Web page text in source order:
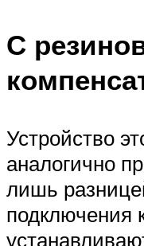
С
Устройство
аналогично
лишь
подключения